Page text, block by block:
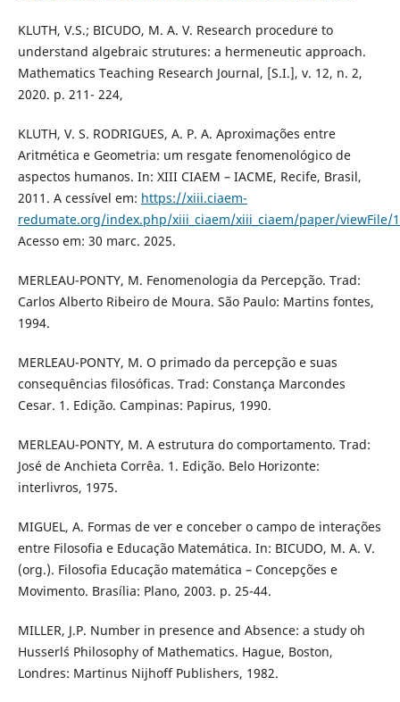
KLUTH, V.S.; BICUDO, M. A. V. Research procedure to
understand algebraic strutures: a hermeneutic approach.
Mathematics Teaching Research Journal, [S.I.], v. 12, n. 2,
2020. p. 211- 224,
KLUTH, V. S. RODRIGUES, A. P. A. Aproximações entre
Aritmética e Geometria: um resgate fenomenológico de
aspectos humanos. In: XIII CIAEM – IACME, Recife, Brasil,
2011. A cessível em: https://xiii.ciaem-
redumate.org/index.php/xiii_ciaem/xiii_ciaem/paper/viewFile/
Acesso em: 30 marc. 2025.
MERLEAU-PONTY, M. Fenomenologia da Percepção. Trad:
Carlos Alberto Ribeiro de Moura. São Paulo: Martins fontes,
1994.
MERLEAU-PONTY, M. O primado da percepção e suas
consequências filosóficas. Trad: Constança Marcondes
Cesar. 1. Edição. Campinas: Papirus, 1990.
MERLEAU-PONTY, M. A estrutura do comportamento. Trad:
José de Anchieta Corrêa. 1. Edição. Belo Horizonte:
interlivros, 1975.
MIGUEL, A. Formas de ver e conceber o campo de interações
entre Filosofia e Educação Matemática. In: BICUDO, M. A. V.
(org.). Filosofia Educação matemática – Concepções e
Movimento. Brasília: Plano, 2003. p. 25-44.
MILLER, J.P. Number in presence and Absence: a study oh
Husserl´s Philosophy of Mathematics. Hague, Boston,
Londres: Martinus Nijhoff Publishers, 1982.